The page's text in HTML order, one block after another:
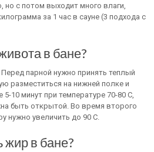
с потом выходит много влаги,
за 1 час в сауне (3 подхода с
в бане?
парной нужно принять теплый
разместиться на нижней полке и
10 минут при температуре 70-80 С,
быть открытой. Во время второго
нужно увеличить до 90 С.
жир в бане?